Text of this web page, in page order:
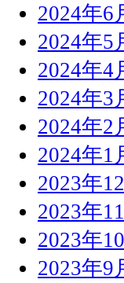
2024年6
2024年5
2024年4
2024年3
2024年2
2024年1
2023年
2023年
2023年
2023年9